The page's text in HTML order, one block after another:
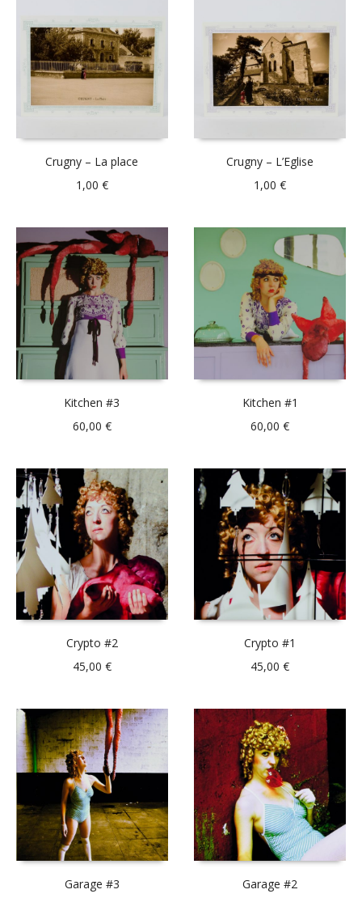
Crugny – La place
1,00 €
Crugny – L’Eglise
1,00€
Kitchen #3
60,00 €
Kitchen #1
60,00€
Crypto #2
45,00 €
Crypto #1
45,00€
Garage #3
Garage #2